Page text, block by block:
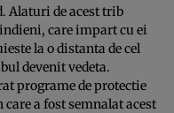
Alaturi de acest trib
care impart cu ei
la o distanta de cel
devenit vedeta.
programe de protectie
a fost semnalat acest